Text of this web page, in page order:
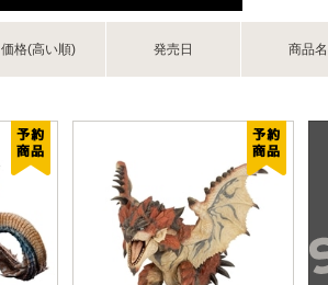
価格(高い順) 発売日 商品名